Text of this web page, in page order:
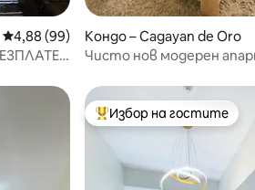
Средна оценка: 4,88 от 5, 99 отзива
4,88 (99)
Кондо – Cagayan de Oro
Чисто нов модерен
Най-популярен избор
Избор на гостите